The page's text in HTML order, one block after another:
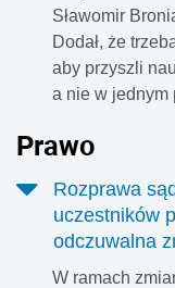
Sławomir
Dodał, że
aby przyszli
a nie w jednym
Prawo
Rozprawa
uczestników
odczuwalna
W ramach